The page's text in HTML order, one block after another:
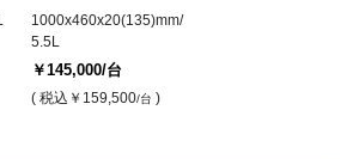
1000x460x20(135)mm/
5.5L
￥145,000/台
( 税込 ￥159,500/台 )